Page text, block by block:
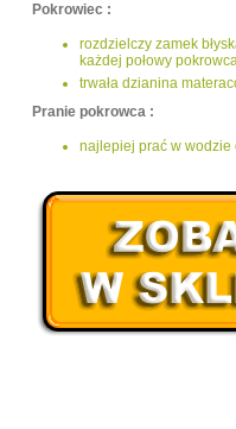
Pokrowiec :
rozdzielczy zamek
każdej połowy
trwała dzianina
Pranie pokrowca :
najlepiej prać w wodzie